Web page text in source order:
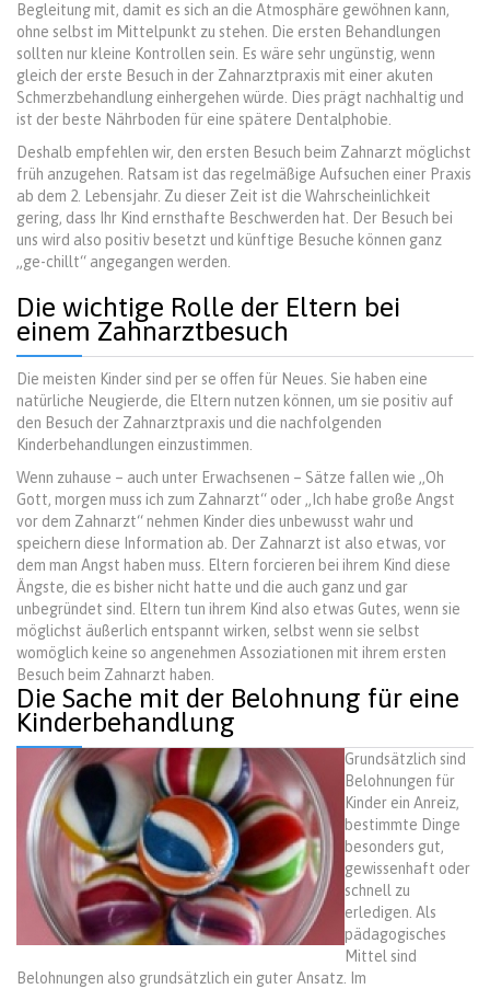
Begleitung mit, damit es sich an die Atmosphäre gewöhnen kann,
ohne selbst im Mittelpunkt zu stehen. Die ersten Behandlungen
sollten nur kleine Kontrollen sein. Es wäre sehr ungünstig, wenn
gleich der erste Besuch in der Zahnarztpraxis mit einer akuten
Schmerzbehandlung einhergehen würde. Dies prägt nachhaltig und
ist der beste Nährboden für eine spätere Dentalphobie.
Deshalb empfehlen wir, den ersten Besuch beim Zahnarzt möglichst
früh anzugehen. Ratsam ist das regelmäßige Aufsuchen einer Praxis
ab dem 2. Lebensjahr. Zu dieser Zeit ist die Wahrscheinlichkeit
gering, dass Ihr Kind ernsthafte Beschwerden hat. Der Besuch bei
uns wird also positiv besetzt und künftige Besuche können ganz
„ge-chillt“ angegangen werden.
Die wichtige Rolle der Eltern bei
einem Zahnarztbesuch
Die meisten Kinder sind per se offen für Neues. Sie haben eine
natürliche Neugierde, die Eltern nutzen können, um sie positiv auf
den Besuch der Zahnarztpraxis und die nachfolgenden
Kinderbehandlungen einzustimmen.
Wenn zuhause – auch unter Erwachsenen – Sätze fallen wie „Oh
Gott, morgen muss ich zum Zahnarzt“ oder „Ich habe große Angst
vor dem Zahnarzt“ nehmen Kinder dies unbewusst wahr und
speichern diese Information ab. Der Zahnarzt ist also etwas, vor
dem man Angst haben muss. Eltern forcieren bei ihrem Kind diese
Ängste, die es bisher nicht hatte und die auch ganz und gar
unbegründet sind. Eltern tun ihrem Kind also etwas Gutes, wenn sie
möglichst äußerlich entspannt wirken, selbst wenn sie selbst
womöglich keine so angenehmen Assoziationen mit ihrem ersten
Besuch beim Zahnarzt haben.
Die Sache mit der Belohnung für eine
Kinderbehandlung
Grundsätzlich sind
Belohnungen für
Kinder ein Anreiz,
bestimmte Dinge
besonders gut,
gewissenhaft oder
schnell zu
erledigen. Als
pädagogisches
Mittel sind
Belohnungen also grundsätzlich ein guter Ansatz. Im